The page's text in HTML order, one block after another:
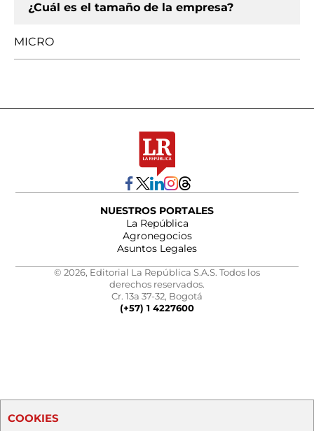
¿Cuál es el tamaño de la empresa?
MICRO
NUESTROS PORTALES
La República
Agronegocios
Asuntos Legales
© 2026, Editorial La República S.A.S. Todos los
derechos reservados.
Cr. 13a 37-32, Bogotá
(+57) 1 4227600
COOKIES